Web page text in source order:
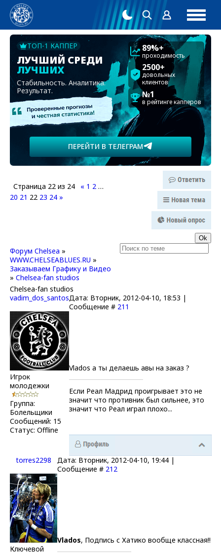
ТОП-1 КАППЕР
ЛУЧШИЙ СРЕДИ
ЛУЧШИХ
Стабильность. Аналитика.
Результат.
89%+
проходимость
2500+
довольных
клиентов
№1
в рейтинге капперов
ПЕРЕЙТИ В ТЕЛЕГРАМ
Страница 22 из 24 « 1 2 …
20 21 22 23 24 »
Форум Chelsea »
WWW.CHELSEABLUES.RU »
Заказываем Графику и Видео
» Chelsea-fan studios
Chelsea-fan studios
vadim_dos_santosДата: Вторник, 2012-04-10, 18:53 |
Сообщение # 211
Игрок
молодежки
Группа:
Болельщики
Сообщений: 15
Статус: Offline
Vlados а ты делаешь авы на заказ ?
Если Реал Мадрид проигрывает это не
значит что противник был сильнее, это
значит что Реал играл плохо...
torres2298
Дата: Вторник, 2012-04-10, 19:44 |
Сообщение # 212
Ключевой
Vlados, Подпись с Хатико вообще классная!!